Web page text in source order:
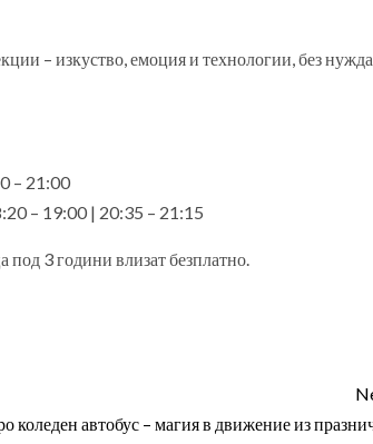
– изкуство, емоция и технологии, без
– 21:00
– 19:00 | 20:35 – 21:15
3 години влизат безплатно.
коледен автобус – магия в движение из